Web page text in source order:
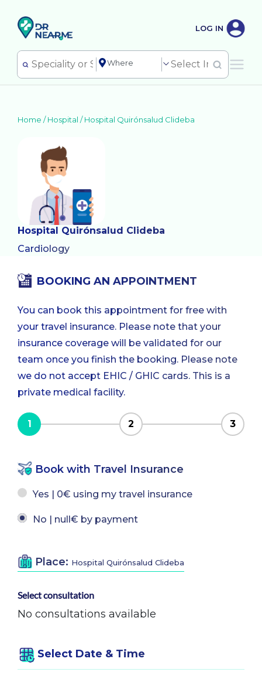
LOG IN
Home /Hospital /Hospital Quirónsalud Clideba
Hospital Quirónsalud Clideba
Cardiology
BOOKING AN APPOINTMENT
You can book this appointment for free with
your travel insurance. Please note that your
insurance coverage will be validated for our
team once you finish the booking. Please note
we do not accept EHIC / GHIC cards. This is a
private medical facility.
1 2 3
Book with Travel Insurance
Yes | 0€ using my travel insurance
No | null€ by payment
Place: Hospital Quirónsalud Clideba
Select consultation
No consultations available
Select Date & Time